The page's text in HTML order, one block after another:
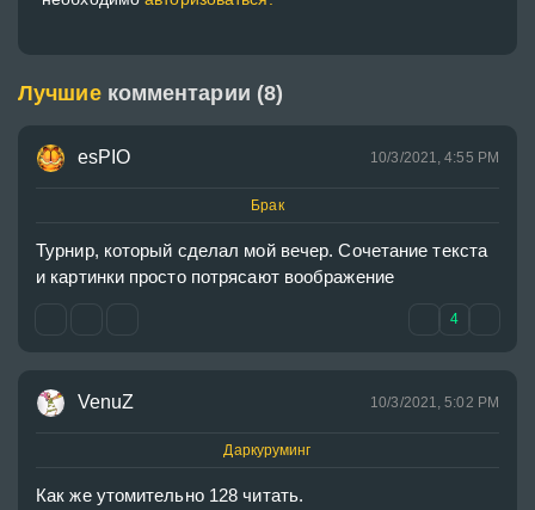
Лучшие комментарии (8)
esPIO 10/3/2021, 4:55 PM
Брак
Турнир, который сделал мой вечер. Сочетание текста
и картинки просто потрясают воображение
4
VenuZ 10/3/2021, 5:02 PM
Даркуруминг
Как же утомительно 128 читать.